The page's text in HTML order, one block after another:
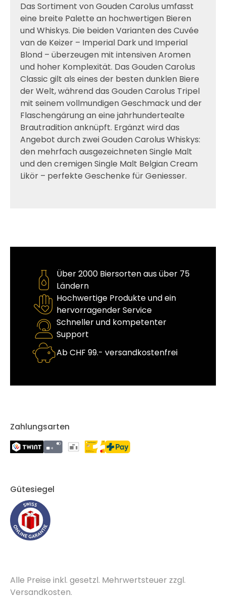
Das Sortiment von Gouden Carolus umfasst
eine breite Palette an hochwertigen Bieren
und Whiskys. Die beiden Varianten des Cuvée
van de Keizer – Imperial Dark und Imperial
Blond – überzeugen mit intensiven Aromen
und hoher Komplexität. Das Gouden Carolus
Classic gilt als eines der besten dunklen Biere
der Welt, während das Gouden Carolus Tripel
mit seinem vollmundigen Geschmack und der
Flaschengärung an eine jahrhundertealte
Brautradition anknüpft. Ergänzt wird das
Angebot durch zwei Gouden Carolus Whiskys:
den mehrfach ausgezeichneten Single Malt
und den cremigen Single Malt Belgian Cream
Likör – perfekte Geschenke für Geniesser.
Über 2000 Biersorten aus über 75
Ländern
Hochwertige Produkte und ein
hervorragender Service
Schneller und kompetenter
Support
Ab CHF 99.- versandkostenfrei
Zahlungsarten
Gütesiegel
Alle Preise inkl. gesetzl. Mehrwertsteuer zzgl.
Versandkosten.